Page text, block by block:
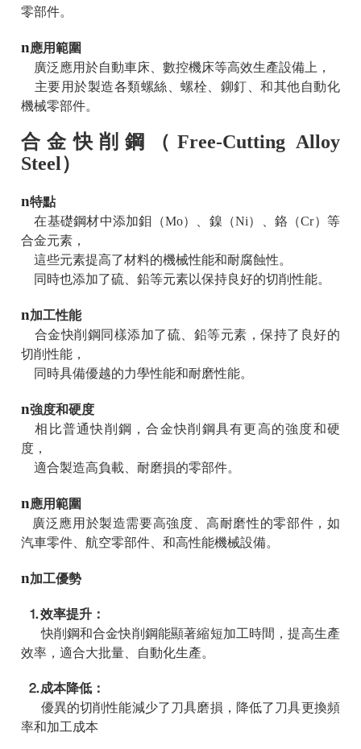
零部件。
n應用範圍
廣泛應用於自動車床、數控機床等高效生產設備上，
主要用於製造各類螺絲、螺栓、鉚釘、和其他自動化
機械零部件。
合金快削鋼（Free-Cutting Alloy
Steel）
n特點
在基礎鋼材中添加鉬（Mo）、鎳（Ni）、鉻（Cr）等
合金元素，
這些元素提高了材料的機械性能和耐腐蝕性。
同時也添加了硫、鉛等元素以保持良好的切削性能。
n加工性能
合金快削鋼同樣添加了硫、鉛等元素，保持了良好的
切削性能，
同時具備優越的力學性能和耐磨性能。
n強度和硬度
相比普通快削鋼，合金快削鋼具有更高的強度和硬
度，
適合製造高負載、耐磨損的零部件。
n應用範圍
廣泛應用於製造需要高強度、高耐磨性的零部件，如
汽車零件、航空零部件、和高性能機械設備。
n加工優勢
⒈效率提升：
快削鋼和合金快削鋼能顯著縮短加工時間，提高生產
效率，適合大批量、自動化生產。
⒉成本降低：
優異的切削性能減少了刀具磨損，降低了刀具更換頻
率和加工成本